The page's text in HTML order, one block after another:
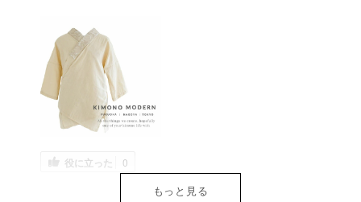
役に立った 0
もっと見る